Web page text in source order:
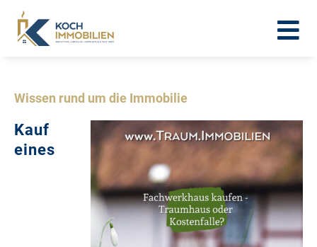
Wissen rund um die Immobilie
Kauf
eines